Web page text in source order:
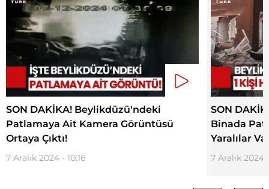
SON DAKİKA! Beylikdüzü'ndeki
Patlamaya Ait Kamera Görüntüsü
Ortaya Çıktı!
7 Aralık 2024 - 10:16
SON
Binada
Yaralılar
7 Aralık 2024